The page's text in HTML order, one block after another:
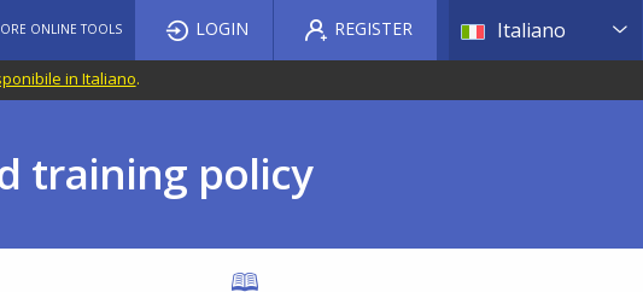
ONLINE TOOLS Italiano List
LOGIN REGISTER
in Italiano.
training policy